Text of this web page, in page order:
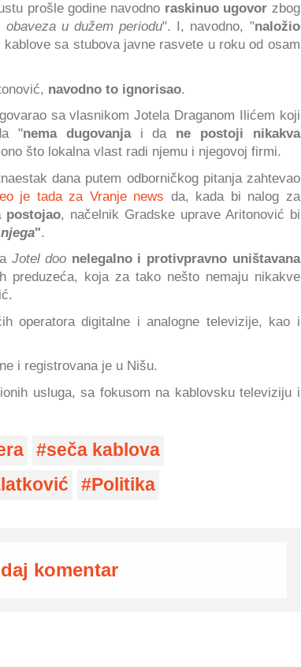
prošle godine navodno raskinuo ugovor zbog
obaveza u dužem periodu". I, navodno, "naložio
sa stubova javne rasvete u roku od osam
navodno to ignorisao.
sa vlasnikom Jotela Draganom Ilićem koji
"nema dugovanjai da ne postoji nikakva
što lokalna vlast radi njemu i njegovoj firmi.
dana putem odborničkog pitanja zahtevao
je tada za Vranje news da, kada bi nalog za
postojao, načelnik Gradske uprave Aritonović bi
".
Jotel doo nelegalno i protivpravno uništavana
preduzeća, koja za tako nešto nemaju nikakve
operatora digitalne i analogne televizije, kao i
i registrovana je u Nišu.
usluga, sa fokusom na kablovsku televiziju i
seča kablova
Politika
komentar